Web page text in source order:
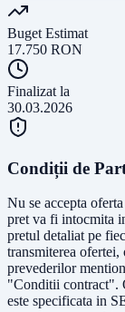
Buget Estimat
17.750 RON
Finalizat la
30.03.2026
Condiții de
Nu se accepta
pret va fi intocmita
pretul detaliat pe
transmiterea ofertei,
prevederilor
"Conditii contract".
este specificata in